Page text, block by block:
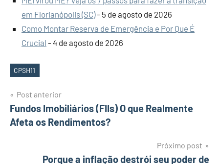
em Florianópolis (SC)- 5 de agosto de 2026
Como Montar Reserva de Emergência e Por Que É
Crucial - 4 de agosto de 2026
Tags
CPSH11
Navegação
de
Post anterior
Fundos Imobiliários (FIIs) O que Realmente
Afeta os Rendimentos?
Próximo post
Porque a inflação destrói seu poder de